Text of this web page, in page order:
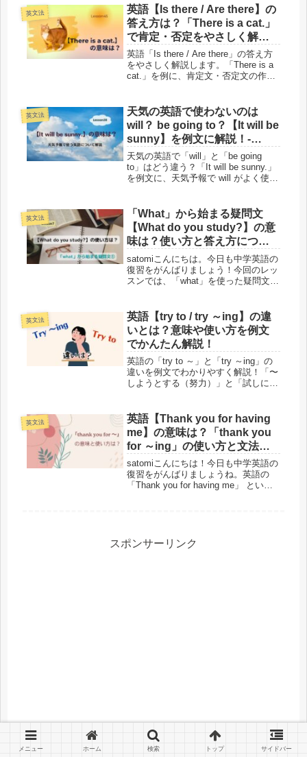
「can＝できる」「may＝〜してもい
い」と...
英文法
英語【Is there / Are there】の
答え方は？「There is a cat.」
で肯定・否定をやさしく解説-
Lesson45
英語「Is there / Are there」の答え方
をやさしく解説します。「There is a
cat.」を例に、肯定文・否定文の作り
ルで確認できます。
英文法
天気の英語で使わないのは
will？ be going to？【It will be
sunny】を例文に解説！-
Lesson38
天気の英語で「will」と「be going
to」はどう違う？「It will be sunny.」
を例文に、天気予報で will がよく使わ
英文法
「What」から始まる疑問文
【What do you study?】の意
味は？使い方と答え方につい
て解説！－Lesson7
satomiこんにちは。今日も中学英語の
復習をがんばりましょう！今回のレッ
スンでは、「what」を使った疑問文
do you study?」と聞かれた時...
英文法
英語【try to / try ～ing】の違
いとは？意味や使い方を例文
でかんたん解説！
英語の「try to ～」と「try ～ing」の
違いを例文でわかりやすく解説！「〜
しようとする（努力）」と「試しに〜
ッキリ解決。中学英語のやり直しに最
適です！
英文法
英語【Thank you for having
me】の意味は？「thank you
for ～ing」の使い方と文法を
例文で解説！
satomiこんにちは！今日も中学英語の
復習をがんばりましょうね。英語の
「Thank you for having me」 という
スポンサーリンク
メニュー ホーム 検索 トップ サイドバー